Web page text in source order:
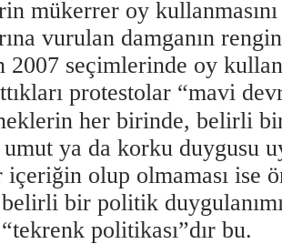
mükerrer oy
vurulan damganın
2007 seçimlerinde oy
protestolar “mavi
her birinde, belirli
ya da korku duygusu
olup olmaması ise
bir politik
politikası”dır